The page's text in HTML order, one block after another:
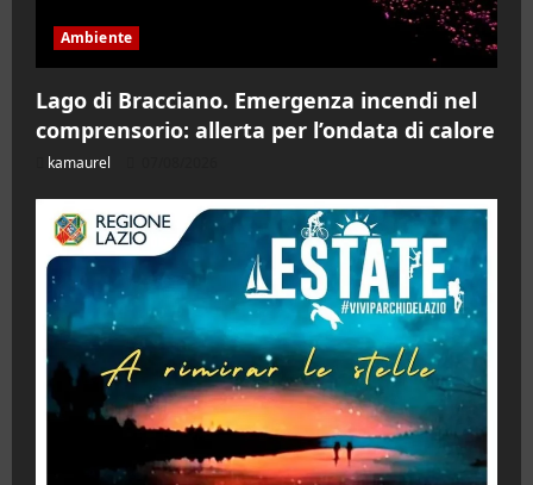
Ambiente
Lago di Bracciano. Emergenza incendi nel
comprensorio: allerta per l’ondata di calore
kamaurel